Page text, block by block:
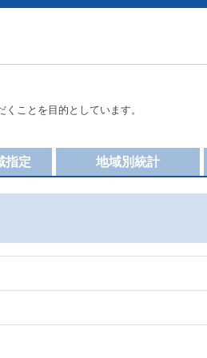
ことを目的としています。
地域別統計
指定